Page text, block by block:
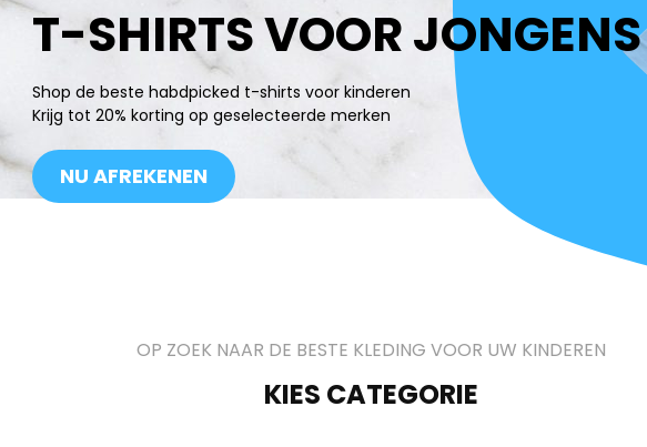
T-SHIRTS VOOR JONGENS
Shop de beste habdpicked t-shirts voor kinderen
Krijg tot 20% korting op geselecteerde merken
NU AFREKENEN
OP ZOEK NAAR DE BESTE KLEDING VOOR UW KINDEREN
KIES CATEGORIE